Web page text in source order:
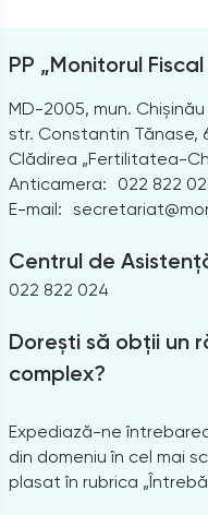
PP „Monitorul Fiscal
MD-2005, mun. Chișinău
str. Constantin Tănase,
Clădirea „Fertilitatea-
Anticamera:
022 822
E-mail:
Centrul de
022 822 024
Dorești să obții un
complex?
Expediază-ne
din domeniu în cel mai
plasat în rubrica